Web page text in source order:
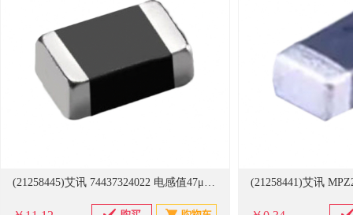
(21258445)艾讯 74437324022 电感值47μH 电感(单位：只)